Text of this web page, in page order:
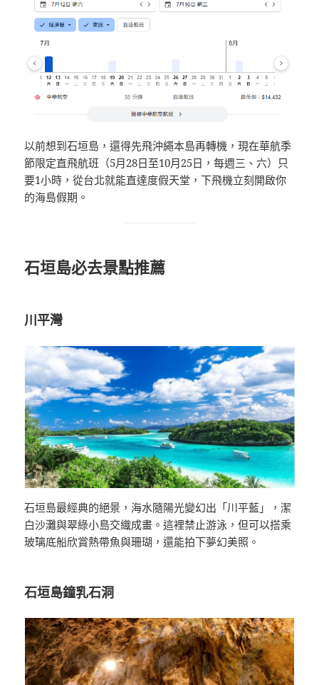
以前想到石垣島，還得先飛沖繩本島再轉機，現在華航季
節限定直飛航班（5月28日至10月25日，每週三、六）只
要1小時，從台北就能直達度假天堂，下飛機立刻開啟你
的海島假期。
石垣島必去景點推薦
川平灣
石垣島最經典的絕景，海水隨陽光變幻出「川平藍」，潔
白沙灘與翠綠小島交織成畫。這裡禁止游泳，但可以搭乘
玻璃底船欣賞熱帶魚與珊瑚，還能拍下夢幻美照。
石垣島鐘乳石洞